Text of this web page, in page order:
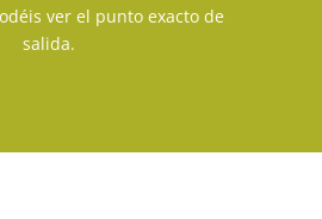
ver el punto exacto de
salida.